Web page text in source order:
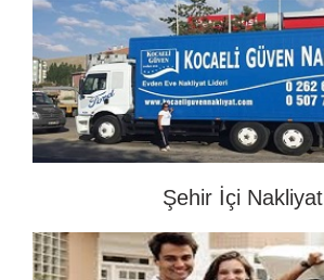
Şehir İçi Nakliyat